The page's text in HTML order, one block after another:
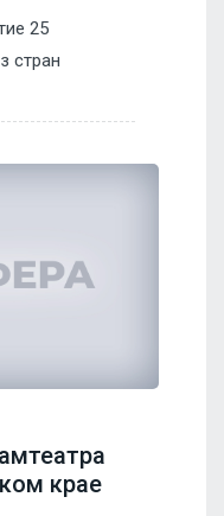
25
стран
крае